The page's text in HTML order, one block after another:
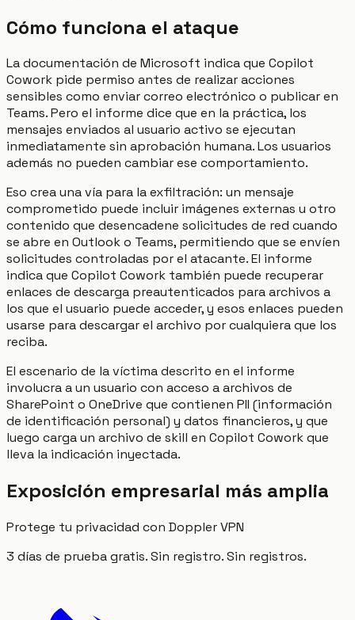
Cómo funciona el ataque
La documentación de Microsoft indica que Copilot
Cowork pide permiso antes de realizar acciones
sensibles como enviar correo electrónico o publicar en
Teams. Pero el informe dice que en la práctica, los
mensajes enviados al usuario activo se ejecutan
inmediatamente sin aprobación humana. Los usuarios
además no pueden cambiar ese comportamiento.
Eso crea una vía para la exfiltración: un mensaje
comprometido puede incluir imágenes externas u otro
contenido que desencadene solicitudes de red cuando
se abre en Outlook o Teams, permitiendo que se envíen
solicitudes controladas por el atacante. El informe
indica que Copilot Cowork también puede recuperar
enlaces de descarga preautenticados para archivos a
los que el usuario puede acceder, y esos enlaces pueden
usarse para descargar el archivo por cualquiera que los
reciba.
El escenario de la víctima descrito en el informe
involucra a un usuario con acceso a archivos de
SharePoint o OneDrive que contienen PII (información
de identificación personal) y datos financieros, y que
luego carga un archivo de skill en Copilot Cowork que
lleva la indicación inyectada.
Exposición empresarial más amplia
Protege tu privacidad con Doppler VPN
3 días de prueba gratis. Sin registro. Sin registros.